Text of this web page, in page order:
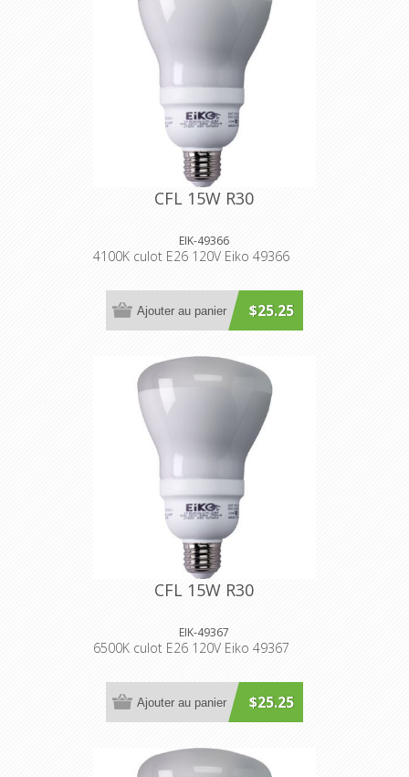
CFL 15W R30
EIK-49366
4100K culot E26 120V Eiko 49366
$25.25
Ajouter au panier
CFL 15W R30
EIK-49367
6500K culot E26 120V Eiko 49367
$25.25
Ajouter au panier